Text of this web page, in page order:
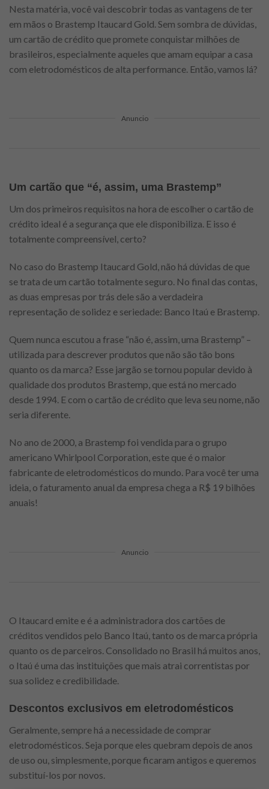
Nesta matéria, você vai descobrir todas as vantagens de ter
em mãos o Brastemp Itaucard Gold. Sem sombra de dúvidas,
um cartão de crédito que promete conquistar milhões de
brasileiros, especialmente aqueles que amam equipar a casa
com eletrodomésticos de alta performance. Então, vamos lá?
Anuncio
Um cartão que “é, assim, uma Brastemp”
Um dos primeiros requisitos na hora de escolher o cartão de
crédito ideal é a segurança que ele disponibiliza. E isso é
totalmente compreensível, certo?
No caso do Brastemp Itaucard Gold, não há dúvidas de que
se trata de um cartão totalmente seguro. No final das contas,
as duas empresas por trás dele são a verdadeira
representação de solidez e seriedade: Banco Itaú e Brastemp.
Quem nunca escutou a frase “não é, assim, uma Brastemp” –
utilizada para descrever produtos que não são tão bons
quanto os da marca? Esse jargão se tornou popular devido à
qualidade dos produtos Brastemp, que está no mercado
desde 1994. E com o cartão de crédito que leva seu nome, não
seria diferente.
No ano de 2000, a Brastemp foi vendida para o grupo
americano Whirlpool Corporation, este que é o maior
fabricante de eletrodomésticos do mundo. Para você ter uma
ideia, o faturamento anual da empresa chega a R$ 19 bilhões
anuais!
Anuncio
O Itaucard emite e é a administradora dos cartões de
créditos vendidos pelo Banco Itaú, tanto os de marca própria
quanto os de parceiros. Consolidado no Brasil há muitos anos,
o Itaú é uma das instituições que mais atrai correntistas por
sua solidez e credibilidade.
Descontos exclusivos em eletrodomésticos
Geralmente, sempre há a necessidade de comprar
eletrodomésticos. Seja porque eles quebram depois de anos
de uso ou, simplesmente, porque ficaram antigos e queremos
substituí-los por novos.